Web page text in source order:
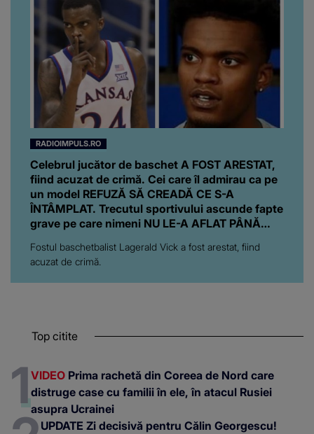
RADIOIMPULS.RO
Celebrul jucător de baschet A FOST ARESTAT,
fiind acuzat de crimă. Cei care îl admirau ca pe
un model REFUZĂ SĂ CREADĂ CE S-A
ÎNTÂMPLAT. Trecutul sportivului ascunde fapte
grave pe care nimeni NU LE-A AFLAT PÂNĂ
Fostul baschetbalist Lagerald Vick a fost arestat, fiind
acuzat de crimă.
Top citite
VIDEO Prima rachetă din Coreea de Nord care
distruge case cu familii în ele, în atacul Rusiei
asupra Ucrainei
UPDATE Zi decisivă pentru Călin Georgescu!